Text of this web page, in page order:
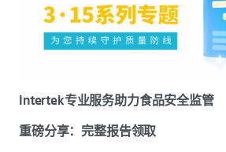
Intertek专业服务助力食品安全监管
重磅分享：完整报告领取